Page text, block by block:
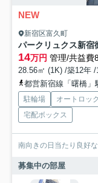
NEW
新宿区富久町
パークリュクス新宿
14万円 管理/共益費
28.56㎡ (1K) /築12年 /
都営新宿線「曙橋」
駐輪場 オートロック
宅配ボックス
南向きの日当たり良好
募集中の部屋